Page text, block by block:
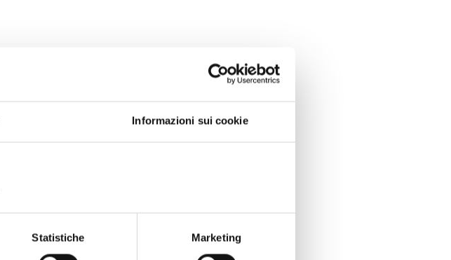
Informazioni sui cookie
Statistiche Marketing